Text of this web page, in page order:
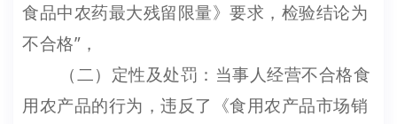
食品中农药最大残留限量》要求，检验结论为
不合格”，
（二）定性及处罚：当事人经营不合格食
用农产品的行为，违反了《食用农产品市场销